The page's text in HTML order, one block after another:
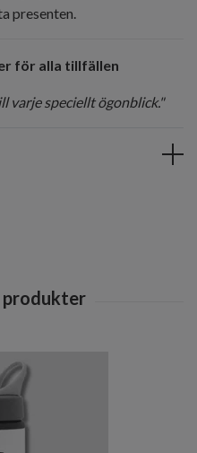
presenten.
för alla tillfällen
varje speciellt ögonblick."